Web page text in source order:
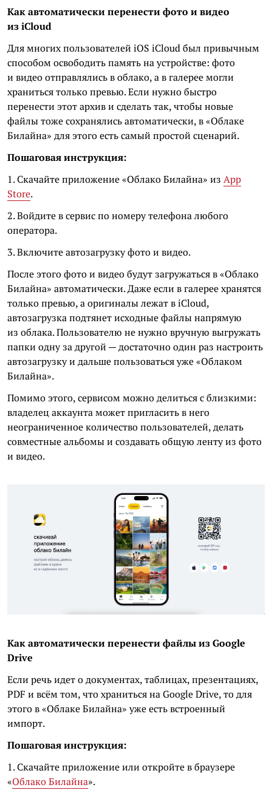
Как автоматически перенести фото и видео
из iCloud
Для многих пользователей iOS iCloud был привычным
способом освободить память на устройстве: фото
и видео отправлялись в облако, а в галерее могли
храниться только превью. Если нужно быстро
перенести этот архив и сделать так, чтобы новые
файлы тоже сохранялись автоматически, в «Облаке
Билайна» для этого есть самый простой сценарий.
Пошаговая инструкция:
1. Скачайте приложение «Облако Билайна» из App
Store.
2. Войдите в сервис по номеру телефона любого
оператора.
3. Включите автозагрузку фото и видео.
После этого фото и видео будут загружаться в «Облако
Билайна» автоматически. Даже если в галерее хранятся
только превью, а оригиналы лежат в iCloud,
автозагрузка подтянет исходные файлы напрямую
из облака. Пользователю не нужно вручную выгружать
папки одну за другой — достаточно один раз настроить
автозагрузку и дальше пользоваться уже «Облаком
Билайна».
Помимо этого, сервисом можно делиться с близкими:
владелец аккаунта может пригласить в него
неограниченное количество пользователей, делать
совместные альбомы и создавать общую ленту из фото
и видео.
Как автоматически перенести файлы из Google
Drive
Если речь идет о документах, таблицах, презентациях,
PDF и всём том, что храниться на Google Drive, то для
этого в «Облаке Билайна» уже есть встроенный
импорт.
Пошаговая инструкция:
1. Скачайте приложение или откройте в браузере
«Облако Билайна».